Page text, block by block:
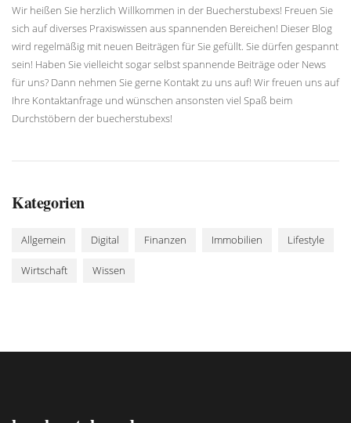
Wir heißen Sie herzlich Willkommen in der Buecherstubexs! Freuen Sie
sich auf diverses Praxiswissen aus spannenden Bereichen! Dieser Blog
wird regelmäßig mit neuen Beiträgen für Sie gefüllt. Sie dürfen gespannt
sein! Haben Sie vielleicht sogar selbst spannende Beiträge oder News
für uns? Dann nehmen Sie gerne Kontakt zu uns auf! Wir freuen uns auf
Ihre Kontaktanfrage und wünschen ansonsten viel Spaß beim
Durchstöbern der buecherstubexs!
Kategorien
Allgemein Digital Finanzen Immobilien Lifestyle
Wirtschaft Wissen